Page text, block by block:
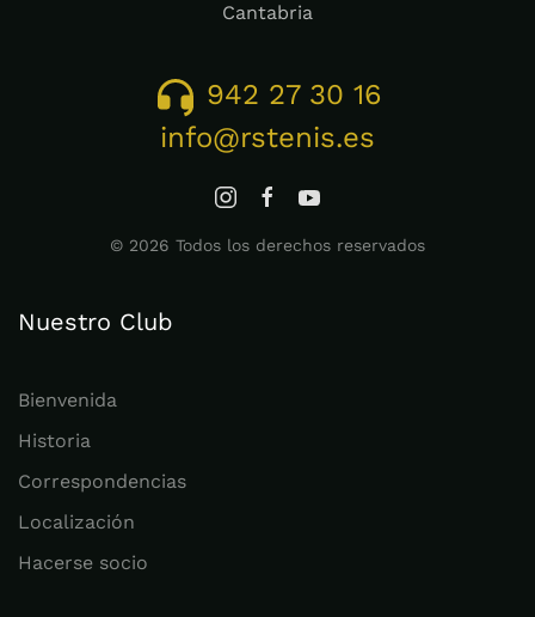
Cantabria
942 27 30 16
info@rstenis.es
© 2026 Todos los derechos reservados
Nuestro Club
Bienvenida
Historia
Correspondencias
Localización
Hacerse socio